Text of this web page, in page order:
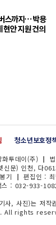
스까지… 박용
현안 지원 건의
청소년보호정
투데이(주) ┃
신문) 인천, 다
기 ┃ 편집인 :
스 : 032-933-
사, 사진)는 저
. All rights